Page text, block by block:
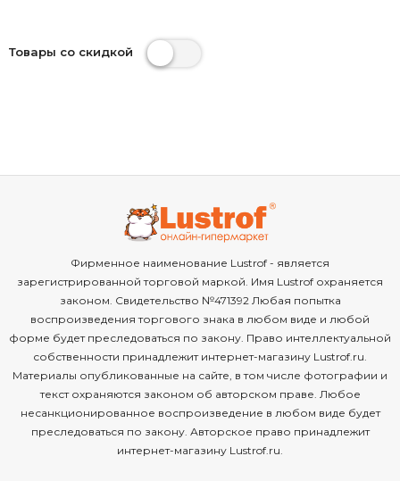
Товары со скидкой
Фирменное наименование Lustrof - является
зарегистрированной торговой маркой. Имя Lustrof охраняется
законом. Свидетельство №471392 Любая попытка
воспроизведения торгового знака в любом виде и любой
форме будет преследоваться по закону. Право интеллектуальной
собственности принадлежит интернет-магазину Lustrof.ru.
Материалы опубликованные на сайте, в том числе фотографии и
текст охраняются законом об авторском праве. Любое
несанкционированное воспроизведение в любом виде будет
преследоваться по закону. Авторское право принадлежит
интернет-магазину Lustrof.ru.